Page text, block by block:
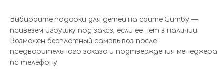
Выбирайте подарки для детей на сайте Gumby —
привезем игрушку под заказ, если ее нет в наличии.
Возможен бесплатный самовывоз после
предварительного заказа и подтверждения менеджера
по телефону.